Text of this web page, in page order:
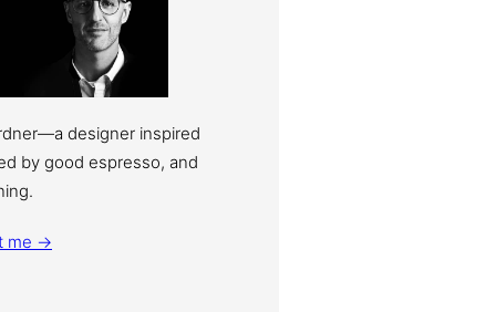
designer inspired
by good espresso, and
me →